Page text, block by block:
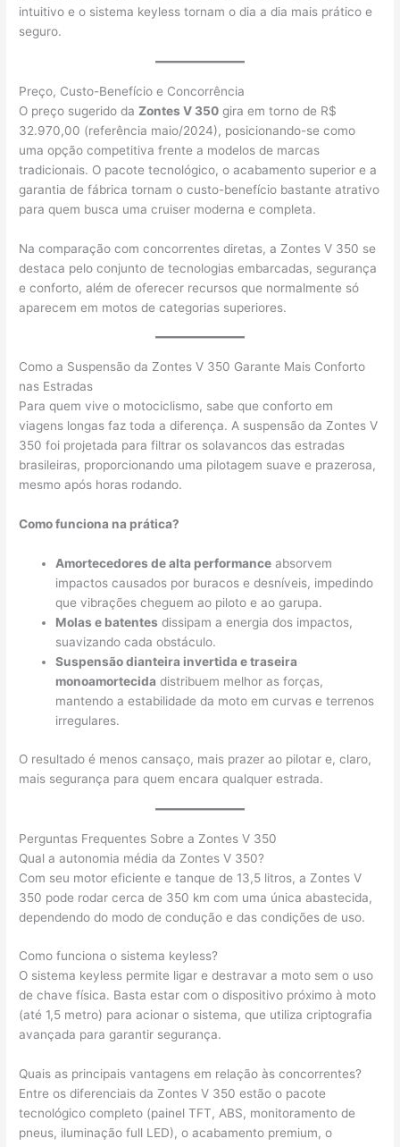
intuitivo e o sistema keyless tornam o dia a dia mais prático e
seguro.
Preço, Custo-Benefício e Concorrência
O preço sugerido daZontes V 350 gira em torno de R$
32.970,00 (referência maio/2024), posicionando-se como
uma opção competitiva frente a modelos de marcas
tradicionais. O pacote tecnológico, o acabamento superior e a
garantia de fábrica tornam o custo-benefício bastante atrativo
para quem busca uma cruiser moderna e completa.
Na comparação com concorrentes diretas, a Zontes V 350 se
destaca pelo conjunto de tecnologias embarcadas, segurança
e conforto, além de oferecer recursos que normalmente só
aparecem em motos de categorias superiores.
Como a Suspensão da Zontes V 350 Garante Mais Conforto
nas Estradas
Para quem vive o motociclismo, sabe que conforto em
viagens longas faz toda a diferença. A suspensão da Zontes V
350 foi projetada para filtrar os solavancos das estradas
brasileiras, proporcionando uma pilotagem suave e prazerosa,
mesmo após horas rodando.
Como funciona na prática?
Amortecedores de alta performance absorvem
impactos causados por buracos e desníveis, impedindo
que vibrações cheguem ao piloto e ao garupa.
Molas e batentes dissipam a energia dos impactos,
suavizando cada obstáculo.
Suspensão dianteira invertida e traseira
monoamortecida distribuem melhor as forças,
mantendo a estabilidade da moto em curvas e terrenos
irregulares.
O resultado é menos cansaço, mais prazer ao pilotar e, claro,
mais segurança para quem encara qualquer estrada.
Perguntas Frequentes Sobre a Zontes V 350
Qual a autonomia média da Zontes V 350?
Com seu motor eficiente e tanque de 13,5 litros, a Zontes V
350 pode rodar cerca de 350 km com uma única abastecida,
dependendo do modo de condução e das condições de uso.
Como funciona o sistema keyless?
O sistema keyless permite ligar e destravar a moto sem o uso
de chave física. Basta estar com o dispositivo próximo à moto
(até 1,5 metro) para acionar o sistema, que utiliza criptografia
avançada para garantir segurança.
Quais as principais vantagens em relação às concorrentes?
Entre os diferenciais da Zontes V 350 estão o pacote
tecnológico completo (painel TFT, ABS, monitoramento de
pneus, iluminação full LED), o acabamento premium, o